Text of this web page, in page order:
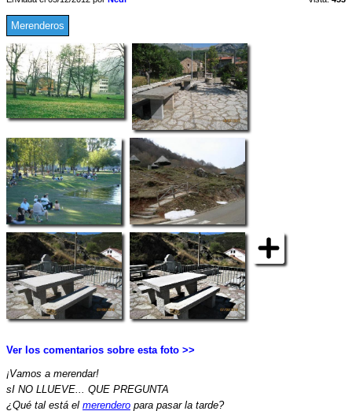
Merenderos
Ver los comentarios sobre esta foto >>
¡Vamos a merendar!
sI NO LLUEVE... QUE PREGUNTA
¿Qué tal está el merendero para pasar la tarde?